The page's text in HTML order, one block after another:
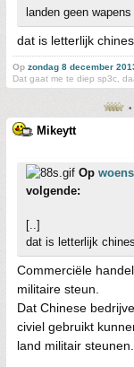
landen geen
dat is letterlijk
Op zondag 8 december
Dat gaat me te diep sp3c,
Mikeytt
Op
volgende:
[..]
dat is letterlijk
Commerciële
militaire steun.
Dat Chinese
civiel gebruikt
land militair steunen.